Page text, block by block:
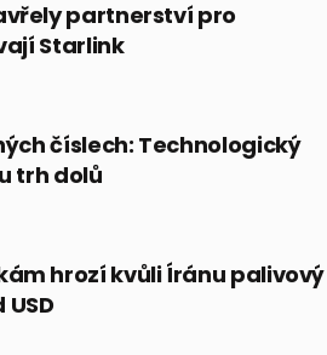
partnerství pro
Starlink
číslech: Technologický
trh dolů
hrozí kvůli Íránu palivový